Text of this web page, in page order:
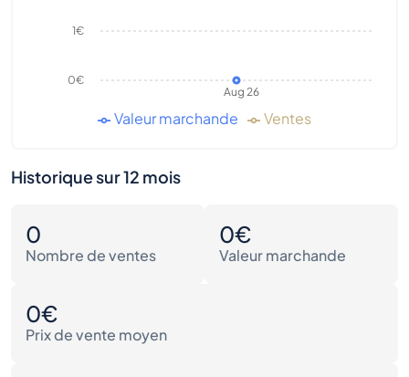
Aug 26
0€
1€
Valeur marchande Ventes
Historique sur 12 mois
0
Nombre de ventes
0€
Valeur marchande
0€
Prix de vente moyen